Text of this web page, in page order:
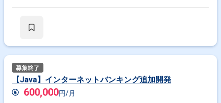
【Java】インターネットバンキング追加開発
600,000円/月